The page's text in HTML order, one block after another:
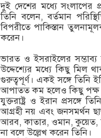
দুই দেশের মধ্যে সংলাপের
তিনি বলেন, বর্তমান
বিপরীতে পাকিস্তান
করেন।
ভারত ও ইসরাইলের
উদ্দেশ্যের মধ্যে কিছু মিল
গুরুত্বপূর্ণ। একই সঙ্গে তিনি
আপাতত কম হলেও কিছু পক্ষ
যুক্তরাষ্ট্র ও ইরান প্রসঙ্গে
আগ্রহী নয় এবং জনসমর্থন
আরব, কাতার, ওমান, কুয়েত,
না বলে উল্লেখ করেন তিনি।